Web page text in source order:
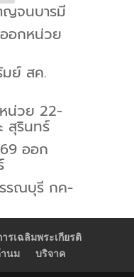
ญจนบารมี
อกหน่วย
มย์ สค.
น่วย 22-
สุรินทร์
ออก
รณบุรี กค-
รเฉลิมพระเกียรติ
านม บริจาค